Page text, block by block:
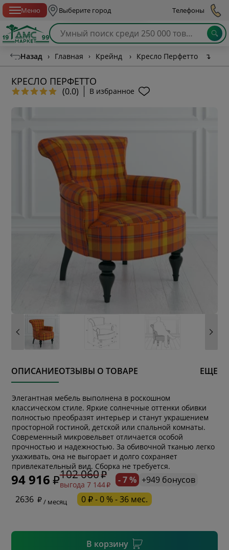
Меню Выберите город Телефоны
Назад › Главная › Крейнд › Кресло Перфетто ↴
КРЕСЛО ПЕРФЕТТО
(0.0) В избранное
ОПИСАНИЕОТЗЫВЫ О ТОВАРЕ ЕЩЕ
Элегантная мебель выполнена в роскошном
классическом стиле. Яркие солнечные оттенки обивки
полностью преобразят интерьер и станут украшением
просторной гостиной, детской или спальной комнаты.
Современный микровельвет отличается особой
прочностью и надежностью. За обивочной тканью легко
ухаживать, она не выгорает и долго сохраняет
привлекательный вид. Сборка не требуется.
94 916 102 060
выгода 7 144 - 7 % +949 бонусов
2636
/ месяц 0 ₽ - 0 % - 36 мес.
В корзину
* обязательное поле
* необязательное поле